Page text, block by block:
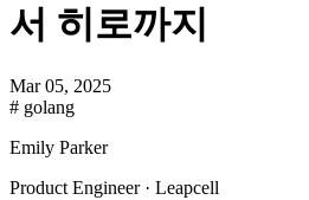
서 히로까지
Mar 05, 2025
# golang
Emily Parker
Product Engineer · Leapcell